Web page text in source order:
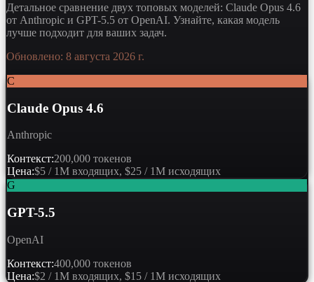
Детальное сравнение двух топовых моделей: Claude Opus 4.6
от Anthropic и GPT-5.5 от OpenAI. Узнайте, какая модель
лучше подходит для ваших задач.
Обновлено: 8 августа 2026 г.
C
Claude Opus 4.6
Anthropic
Контекст:200,000 токенов
Цена:$5 / 1M входящих, $25 / 1M исходящих
G
GPT-5.5
OpenAI
Контекст:400,000 токенов
Цена:$2 / 1M входящих, $15 / 1M исходящих